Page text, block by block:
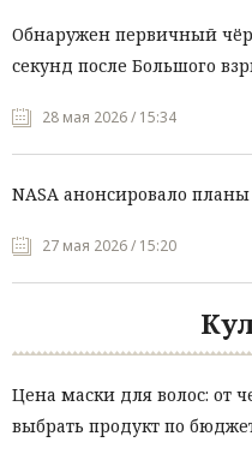
Обнаружен первичный
секунд после Большого
28 мая 2026 / 15:34
NASA анонсировало
27 мая 2026 / 15:20
Цена маски для волос: от
выбрать продукт по